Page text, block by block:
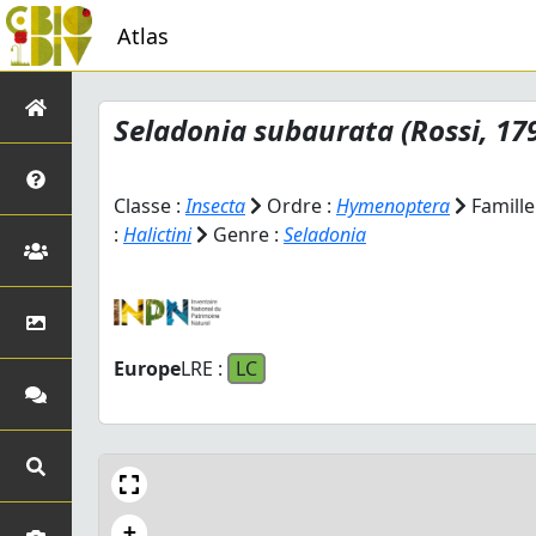
Atlas
Seladonia subaurata(Rossi,
Classe :Insecta Ordre : Hymenoptera
: Halictini Genre : Seladonia
EuropeLRE : LC